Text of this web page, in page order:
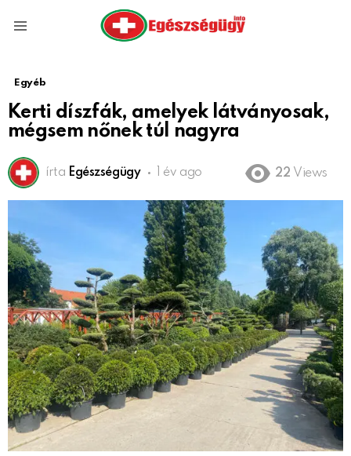
Egyéb
Kerti díszfák, amelyek látványosak,
mégsem nőnek túl nagyra
írta Egészségügy 1 év ago 22 Views